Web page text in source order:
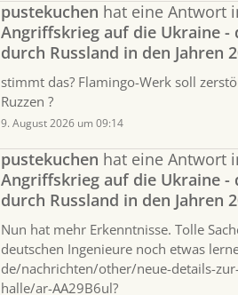
pustekuchen hat eine Antwort
Angriffskrieg auf die Ukraine -
durch Russland in den Jahren
stimmt das? Flamingo-Werk soll
Ruzzen ?
9. August 2026 um 09:14
pustekuchen hat eine Antwort
Angriffskrieg auf die Ukraine -
durch Russland in den Jahren
Nun hat mehr Erkenntnisse. Tolle
deutschen Ingenieure noch etwas
de/nachrichten/other/neue-details-
halle/ar-AA29B6ul?